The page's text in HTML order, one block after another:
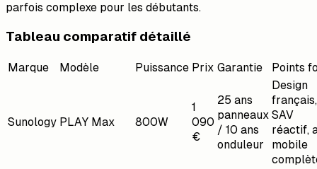
parfois complexe pour les débutants.
Tableau comparatif détaillé
Marque Modèle Puissance Prix Garantie Points
Sunology PLAY Max 800W
1
090
€
25 ans
panneaux
/ 10 ans
onduleur
Design
français,
SAV
réactif,
mobile